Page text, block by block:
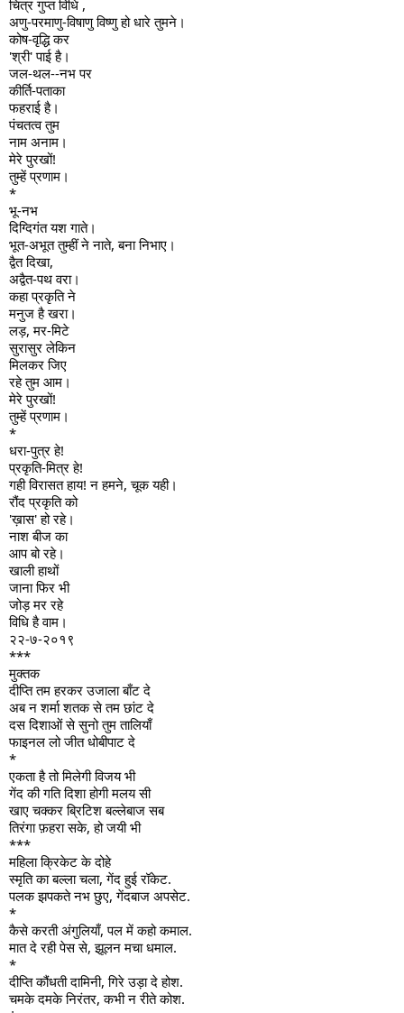
चित्र गुप्त विधि ,
अणु-परमाणु-विषाणु विष्णु हो धारे तुमने।
कोष-वृद्धि कर
'श्री' पाई है।
जल-थल--नभ पर
कीर्ति-पताका
फहराई है।
पंचतत्व तुम
नाम अनाम।
मेरे पुरखों!
तुम्हें प्रणाम।
*
भू-नभ
दिग्दिगंत यश गाते।
भूत-अभूत तुम्हीं ने नाते, बना निभाए।
द्वैत दिखा,
अद्वैत-पथ वरा।
कहा प्रकृति ने
मनुज है खरा।
लड़, मर-मिटे
सुरासुर लेकिन
मिलकर जिए
रहे तुम आम।
मेरे पुरखों!
तुम्हें प्रणाम।
*
धरा-पुत्र हे!
प्रकृति-मित्र हे!
गही विरासत हाय! न हमने, चूक यही।
रौंद प्रकृति को
'ख़ास' हो रहे।
नाश बीज का
आप बो रहे।
खाली हाथों
जाना फिर भी
जोड़ मर रहे
विधि है वाम।
२२-७-२०१९
***
मुक्तक
दीप्ति तम हरकर उजाला बाँट दे
अब न शर्मा शतक से तम छांट दे
दस दिशाओं से सुनो तुम तालियाँ
फाइनल लो जीत धोबीपाट दे
*
एकता है तो मिलेगी विजय भी
गेंद की गति दिशा होगी मलय सी
खाए चक्कर ब्रिटिश बल्लेबाज सब
तिरंगा फ़हरा सके, हो जयी भी
***
महिला क्रिकेट के दोहे
स्मृति का बल्ला चला, गेंद हुई रॉकेट.
पलक झपकते नभ छुए, गेंदबाज अपसेट.
*
कैसे करती अंगुलियाँ, पल में कहो कमाल.
मात दे रही पेस से, झूलन मचा धमाल.
*
दीप्ति कौंधती दामिनी, गिरे उड़ा दे होश.
चमके दमके निरंतर, कभी न रीते कोश.